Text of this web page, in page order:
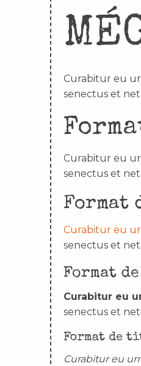
Curabitur eu
senectus et
Curabitur eu
senectus et
Format
Curabitur eu
senectus et
Format
Curabitur eu
senectus et
Format de
Curabitur eu